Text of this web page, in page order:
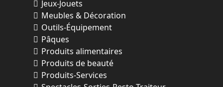
Jeux-Jouets
Meubles & Décoration
Outils-Équipement
Pâques
Produits alimentaires
Produits de beauté
Produits-Services